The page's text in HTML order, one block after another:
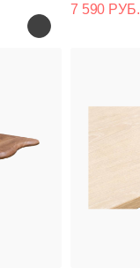
7 590 РУБ.